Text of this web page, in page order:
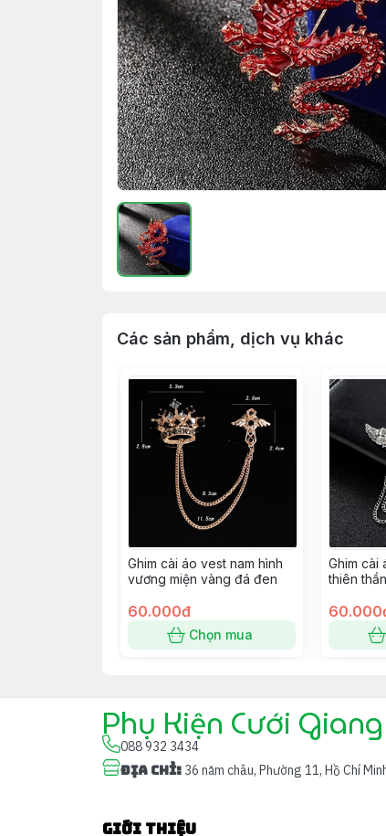
Các sản phẩm, dịch vụ khác
Ghim cài áo vest nam hình
vương miện vàng đá đen
60.000đ
Chọn mua
Ghim cài
thiên
Phụ Kiện Cưới Giang
088 932 3434
Địa chỉ: 36 năm châu, Phường 11, Hồ Chí
Giới thiệu